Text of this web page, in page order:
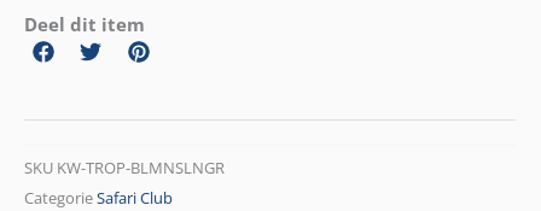
Deel dit item
SKU KW-TROP-BLMNSLNGR
CategorieSafari Club